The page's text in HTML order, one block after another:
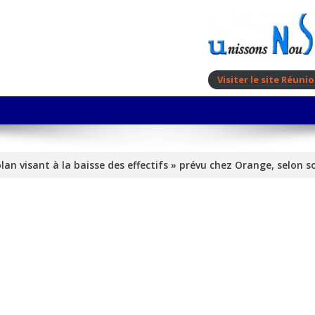
Visiter le site
visant à la baisse des effectifs » prévu chez Orange, selon